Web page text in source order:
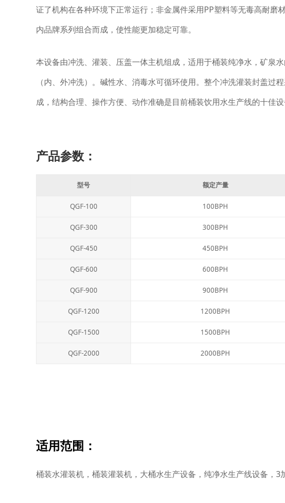
证了机构在各种环境下正常运行；非金属件采用PP塑料等无毒高耐
内品牌系列组合而成，使性能更加稳定可靠。
本设备由冲洗、灌装、压盖一体主机组成，适用于桶装纯净水，矿泉
（内、外冲洗）。碱性水、消毒水可循环使用。整个冲洗灌装封盖
成，结构合理、操作方便、动作准确是目前桶装饮用水生产线的十佳设
产品参数：
型号 额定产量
QGF-100 100BPH
QGF-300 300BPH
QGF-450 450BPH
QGF-600 600BPH
QGF-900 900BPH
QGF-1200 1200BPH
QGF-1500 1500BPH
QGF-2000 2000BPH
适用范围：
桶装水灌装机，桶装灌装机，大桶水生产设备，纯净水生产线设备，3